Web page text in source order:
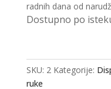
radnih dana od
Dostupno po
SKU: 2 Kategorije:
ruke